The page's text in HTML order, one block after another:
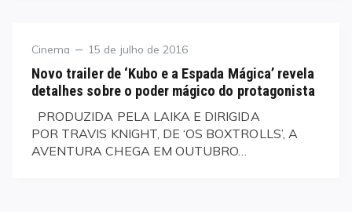
Category
Cinema
Posted
on
15 de julho de 2016
Novo trailer de ‘Kubo e a Espada Mágica’ revela
detalhes sobre o poder mágico do protagonista
PRODUZIDA PELA LAIKA E DIRIGIDA
POR TRAVIS KNIGHT, DE ‘OS BOXTROLLS’, A
AVENTURA CHEGA EM OUTUBRO…